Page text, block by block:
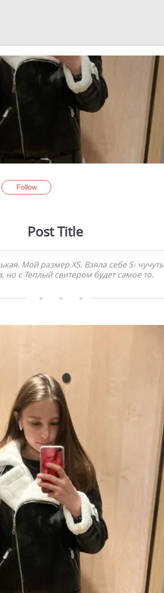
Follow
Post Title
Мой размер XS. Взяла себе S- чучуть
но с Теплый свитером будет самое то.